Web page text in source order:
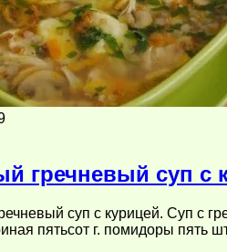
гречневый суп с
суп с курицей. Суп с
пятьсот г. помидоры пять